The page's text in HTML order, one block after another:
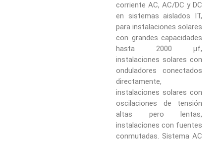
corriente AC, AC/DC y DC
en sistemas aislados IT,
para instalaciones solares
con grandes capacidades
hasta 2000 µf,
instalaciones solares con
onduladores conectados
directamente,
instalaciones solares con
oscilaciones de tensión
altas pero lentas,
instalaciones con fuentes
conmutadas. Sistema AC